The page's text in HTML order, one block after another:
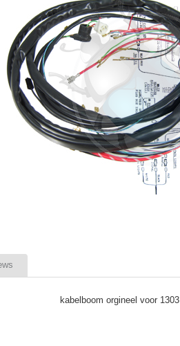
kabelboom orgineel voor 1303